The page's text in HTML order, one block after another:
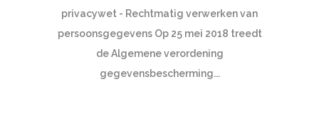
privacywet - Rechtmatig verwerken van
persoonsgegevens Op 25 mei 2018 treedt
de Algemene verordening
gegevensbescherming...